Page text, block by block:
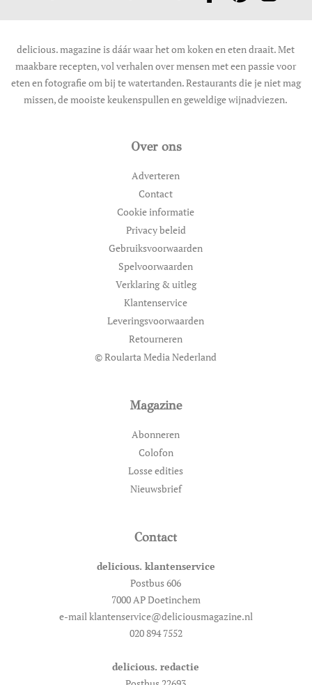
delicious. magazine is dáár waar het om koken en eten draait. Met
maakbare recepten, vol verhalen over mensen met een passie voor
eten en fotografie om bij te watertanden. Restaurants die je niet mag
missen, de mooiste keukenspullen en geweldige wijnadviezen.
Over ons
Adverteren
Contact
Cookie informatie
Privacy beleid
Gebruiksvoorwaarden
Spelvoorwaarden
Verklaring & uitleg
Klantenservice
Leveringsvoorwaarden
Retourneren
© Roularta Media Nederland
Magazine
Abonneren
Colofon
Losse edities
Nieuwsbrief
Contact
delicious. klantenservice
Postbus 606
7000 AP Doetinchem
e-mail klantenservice@deliciousmagazine.nl
020 894 7552
delicious. redactie